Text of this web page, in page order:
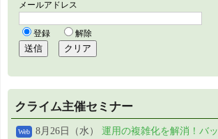
クライム主催セミナー
Web 8月26日（水） 運用の複雑化を解消！バ